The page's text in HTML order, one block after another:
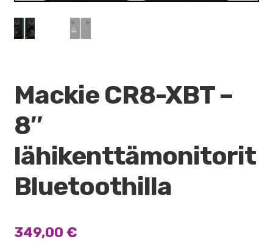
Mackie CR8-XBT –
8″
lähikenttämonitorit
Bluetoothilla
349,00 €